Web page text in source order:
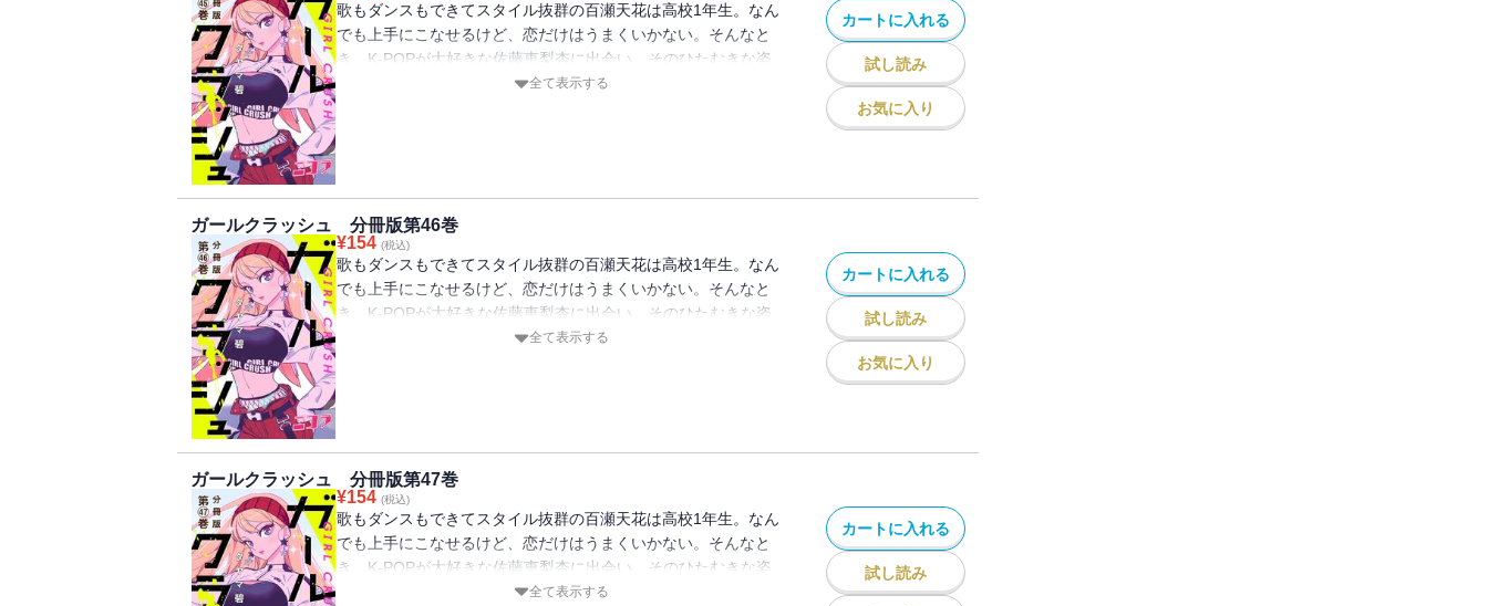
歌もダンスもできてスタイル抜群の百瀬天花は高校1年生。なん
でも上手にこなせるけど、恋だけはうまくいかない。そんなと
き、K-POPが大好きな佐藤恵梨杏に出会い、そのひたむきな姿
に目がくらんで――。少女たちの青春は、K-POPアイドルの夢
全て表示する
カートに入れる
試し読み
お気に入り
ガールクラッシュ 分冊版第46巻
¥154 (税込)
歌もダンスもできてスタイル抜群の百瀬天花は高校1年生。なん
でも上手にこなせるけど、恋だけはうまくいかない。そんなと
き、K-POPが大好きな佐藤恵梨杏に出会い、そのひたむきな姿
に目がくらんで――。少女たちの青春は、K-POPアイドルの夢
全て表示する
カートに入れる
試し読み
お気に入り
ガールクラッシュ 分冊版第47巻
¥154 (税込)
歌もダンスもできてスタイル抜群の百瀬天花は高校1年生。なん
でも上手にこなせるけど、恋だけはうまくいかない。そんなと
き、K-POPが大好きな佐藤恵梨杏に出会い、そのひたむきな姿
に目がくらんで――。少女たちの青春は、K-POPアイドルの夢
全て表示する
カートに入れる
試し読み